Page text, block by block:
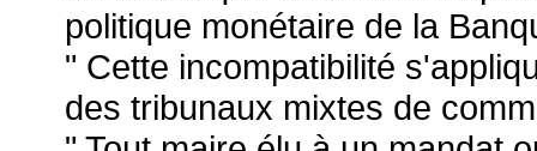
politique monétaire de la
" Cette incompatibilité
des tribunaux mixtes de